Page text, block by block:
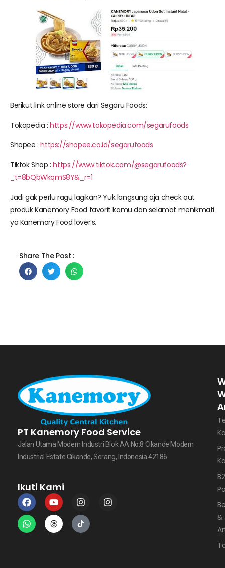
Berikut link online store dari Segaru Foods:
Tokopedia :https://www.tokopedia.com/segarufoods
Shopee :https://shopee.co.id/segarufoods
Tiktok Shop :https://www.tiktok.com/@segarufoods?
_t=8bQbWkqmS8Y&_r=1
Jadi gak perlu ragu lagikan? Yuk langsung aja check out
produk Kanemory Food favorit kamu dan selamat menikmati
ya Kanemory Food lover’s.
Share The Post :
PT Kanemory Food Service
Jalan Utama Modern Industri Blok AA No.8 Cikande Modern
Industrial Estate Cikande, Serang, Indonesia 42186
Ikuti Kami
&